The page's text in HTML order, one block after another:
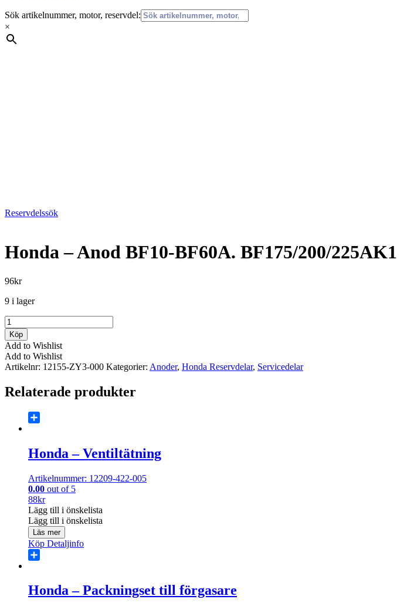
Sök artikelnummer, motor, reservdel:
×
Reservdelssök
Honda – Anod BF10-BF60A. BF175/200/225AK1
96kr
9 i lager
Honda
-
Anod
BF10-
BF60A.
BF175/200/225AK1
Köp
Add to Wishlist
Add to Wishlist
Artikelnr: 12155-ZY3-000 Kategorier: Anoder, Honda Reservdelar, Servicedelar
Relaterade produkter
Honda – Ventiltätning
Artikelnummer: 12209-422-005
0.00 out of 5
88kr
Lägg till i önskelista
Lägg till i önskelista
Läs mer
Köp Detaljinfo
Honda – Packningset till förgasare